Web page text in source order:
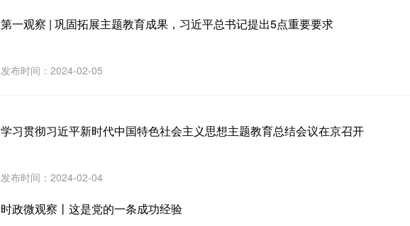
第一观察 | 巩固拓展主题教育成果，习近平总书记提出5点重要要求
发布时间：2024-02-05
学习贯彻习近平新时代中国特色社会主义思想主题教育总结会议在京召开
发布时间：2024-02-04
时政微观察丨这是党的一条成功经验